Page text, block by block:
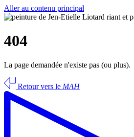
Aller au contenu principal
404
La page demandée n'existe pas (ou plus).
Retour vers le MAH